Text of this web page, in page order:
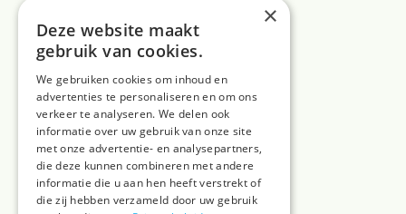
×
Deze website maakt
gebruik van cookies.
We gebruiken cookies om inhoud en
advertenties te personaliseren en om ons
verkeer te analyseren. We delen ook
informatie over uw gebruik van onze site
met onze advertentie- en analysepartners,
die deze kunnen combineren met andere
informatie die u aan hen heeft verstrekt of
die zij hebben verzameld door uw gebruik